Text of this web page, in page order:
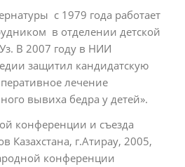
с 1979 года работает
в отделении детской
В 2007 году в НИИ
защитил кандидатскую
лечение
вывиха бедра у детей».
конференции и съезда
Казахстана, г.Атирау, 2005,
конференции